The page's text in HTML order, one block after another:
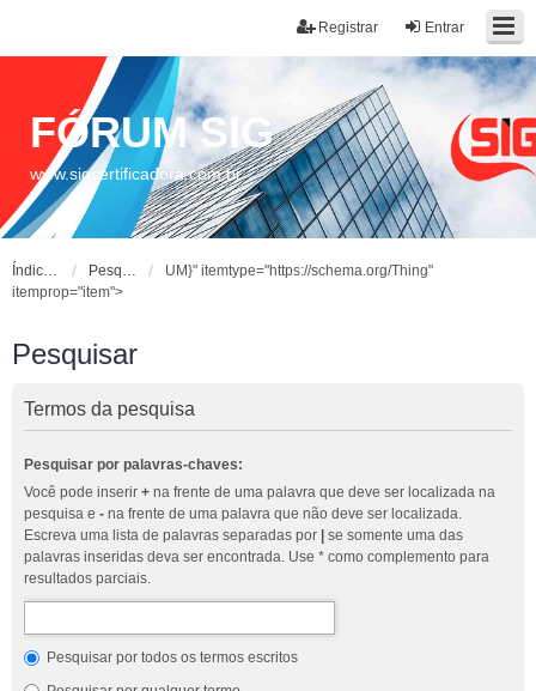
Entrar
Registrar
FÓRUM SIG
www.sigcertificadora.com.br
Índice do fórum Pesquisar
UM}" itemtype="https://schema.org/Thing"
itemprop="item">
Pesquisar
Termos da pesquisa
Pesquisar por palavras-chaves:
Você pode inserir + na frente de uma palavra que deve ser localizada na
pesquisa e - na frente de uma palavra que não deve ser localizada.
Escreva uma lista de palavras separadas por
se somente uma das
palavras inseridas deva ser encontrada. Use * como complemento para
resultados parciais.
Pesquisar por todos os termos escritos